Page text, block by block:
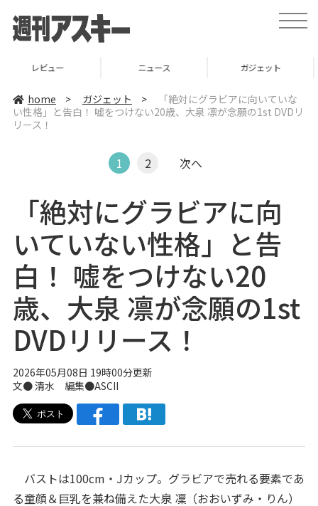
t
o
v
i
ニュース ガジェット ゲーム
home > ガジェット >
「絶対にグラビアに向いていな
い性格」と告白！ 嘘をつけない20歳、大泉 凛が念願の1st DVDリ
リース！
1 2 次へ
「絶対にグラビアに向
いていない性格」と告
白！ 嘘をつけない20
歳、大泉 凛が念願の1st
DVDリリース！
2026年05月08日 19時00分更新
文● 清水 編集●ASCII
バストは100cm・Jカップ。グラビアで売れる要素であ
る童顔＆巨乳を兼ね備えた大泉 凜（おおいずみ・りん）